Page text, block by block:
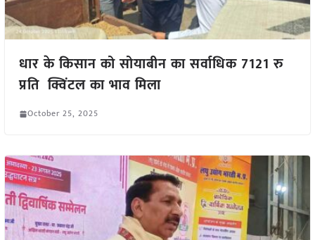
धार के किसान को सोयाबीन का सर्वाधिक 7121 रु
प्रति क्विंटल का भाव मिला
October 25, 2025